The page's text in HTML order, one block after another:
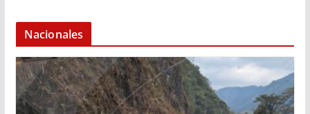
Nacionales